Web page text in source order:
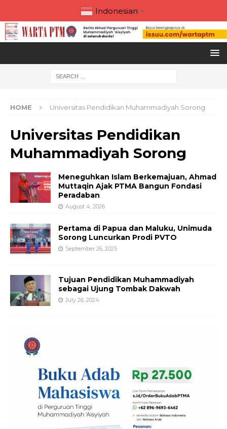
Indonesian ▼
HOME Universitas Pendidikan Muhammadiyah Sorong
Universitas Pendidikan
Muhammadiyah Sorong
Meneguhkan Islam Berkemajuan, Ahmad
Muttaqin Ajak PTMA Bangun Fondasi
Peradaban
August 4, 2026
Pertama di Papua dan Maluku, Unimuda
Sorong Luncurkan Prodi PVTO
September 26, 2025
Tujuan Pendidikan Muhammadiyah
sebagai Ujung Tombak Dakwah
July 26, 2024